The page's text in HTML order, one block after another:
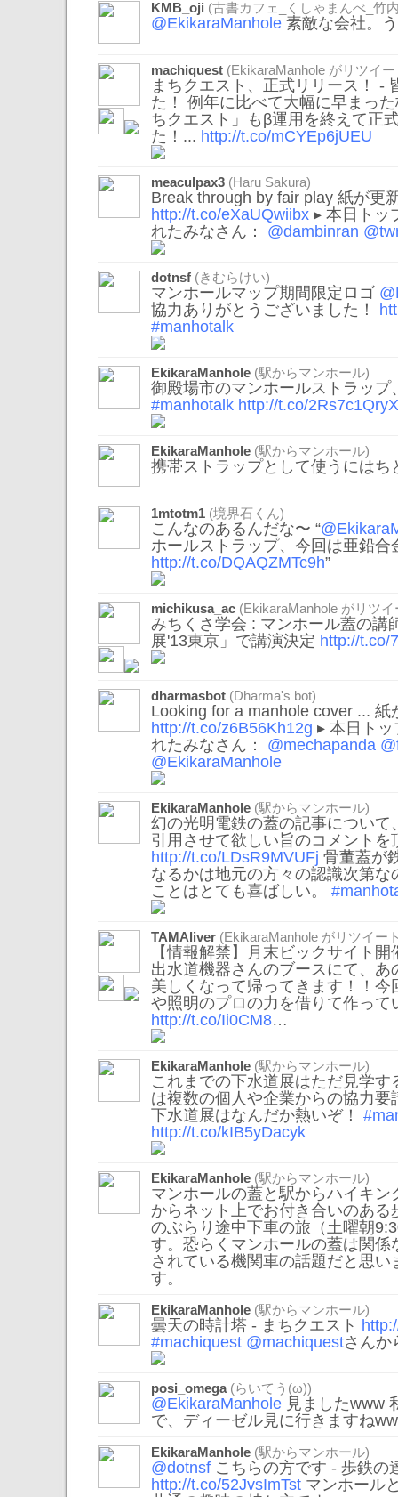
KMB_oji (古書カフェ_くしゃまんべ_竹
@EkikaraManhole 素敵な会社。
machiquest (EkikaraManhole がリツイー
まちクエスト、正式リリース！ -
た！ 例年に比べて大幅に早まっ
ちクエスト」もβ運用を終えて正
た！... http://t.co/mCYEp6jUEU
meaculpax3 (Haru Sakura)
Break through by fair play 紙が更
http://t.co/eXaUQwiibx ▸ 本日トッ
れたみなさん： @dambinran
dotnsf (きむらけい)
マンホールマップ期間限定ロゴ
協力ありがとうございました！
#manhotalk
EkikaraManhole (駅からマンホール)
御殿場市のマンホールストラップ
#manhotalk http://t.co/2Rs7c1QryX
EkikaraManhole (駅からマンホール)
携帯ストラップとして使うにはち
1mtotm1 (境界石くん)
こんなのあるんだな〜 “
ホールストラップ、今回は亜鉛
http://t.co/DQAQZMTc9h”
michikusa_ac (EkikaraManhole がリツイ
みちくさ学会 : マンホール蓋の講
展'13東京」で講演決定 http://t.co/
dharmasbot (Dharma's bot)
Looking for a manhole cover ... 紙
http://t.co/z6B56Kh12g ▸ 本日ト
れたみなさん： @mechapanda
@EkikaraManhole
EkikaraManhole (駅からマンホール)
幻の光明電鉄の蓋の記事について
引用させて欲しい旨のコメントを
http://t.co/LDsR9MVUFj 骨董蓋が
なるかは地元の方々の認識次第
ことはとても喜ばしい。
TAMAliver (EkikaraManhole がリツイー
【情報解禁】月末ビックサイト
出水道機器さんのブースにて、
美しくなって帰ってきます！！
や照明のプロの力を借りて作って
http://t.co/Ii0CM8…
EkikaraManhole (駅からマンホール)
これまでの下水道展はただ見学
は複数の個人や企業からの協力
下水道展はなんだか熱いぞ！
http://t.co/kIB5yDacyk
EkikaraManhole (駅からマンホール)
マンホールの蓋と駅からハイキ
からネット上でお付き合いのあ
のぶらり途中下車の旅（土曜朝
す。恐らくマンホールの蓋は関係
されている機関車の話題だと思
す。
EkikaraManhole (駅からマンホール)
曇天の時計塔 - まちクエスト
#machiquest @machiquestさんか
posi_omega(らいてう(ω))
@EkikaraManhole 見ましたwww
で、ディーゼル見に行きますねww
EkikaraManhole (駅からマンホール)
@dotnsf こちらの方です - 歩鉄の
http://t.co/52JvsImTst マンホール